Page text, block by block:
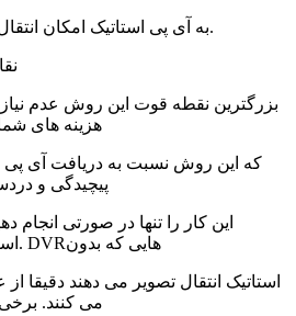
به آی پی استاتیک امکان انتقال تصویر را دریافت کرده اید.
بزرگترین نقطه قوت این روش عدم
هزینه های
که این روش نسبت به دریافت آی پی
پیچیدگی و
این کار را تنها در صورتی انجام
استاتیک برای شما وجود ندارد. DVRهایی که بدون
می کنند.